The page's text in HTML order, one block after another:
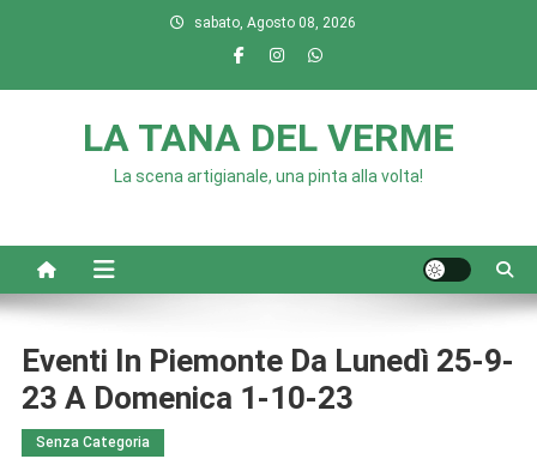
sabato, Agosto 08, 2026
LA TANA DEL VERME
La scena artigianale, una pinta alla volta!
Eventi In Piemonte Da Lunedì 25-9-
23 A Domenica 1-10-23
Senza Categoria